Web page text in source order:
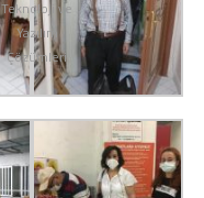
Teknoloji ve
Yazılım
Çözümleri